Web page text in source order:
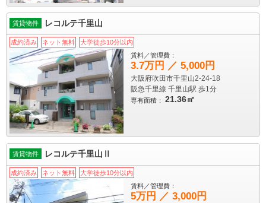
賃貸物件 レコルテ千里山
成約済み ネット無料
大学徒歩10分以内
賃料／管理費：
3.7万円 ／ 5,000円
大阪府吹田市千里山2-24-18
阪急千里線 千里山駅歩1分
専有面積：21.36㎡
賃貸物件 レコルテ千里山Ⅱ
成約済み ネット無料
大学徒歩10分以内
賃料／管理費：
5万円 ／ 3,000円